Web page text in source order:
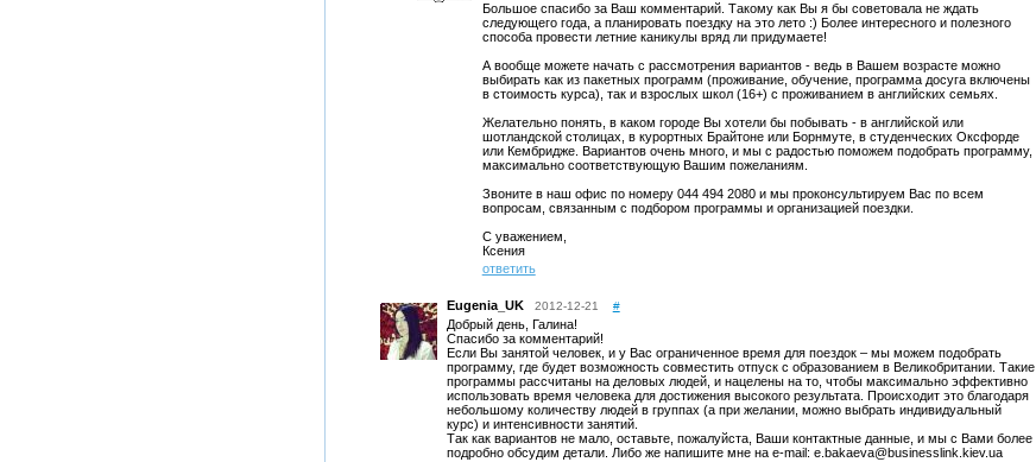
Большое спасибо за Ваш комментарий. Такому как Вы я бы советовала не ждать
следующего года, а планировать поездку на это лето :) Более интересного и полезного
способа провести летние каникулы вряд ли придумаете!
А вообще можете начать с рассмотрения вариантов - ведь в Вашем возрасте можно
выбирать как из пакетных программ (проживание, обучение, программа досуга включены
в стоимость курса), так и взрослых школ (16+) с проживанием в английских семьях.
Желательно понять, в каком городе Вы хотели бы побывать - в английской или
шотландской столицах, в курортных Брайтоне или Борнмуте, в студенческих Оксфорде
или Кембридже. Вариантов очень много, и мы с радостью поможем подобрать программу,
максимально соответствующую Вашим пожеланиям.
Звоните в наш офис по номеру 044 494 2080 и мы проконсультируем Вас по всем
вопросам, связанным с подбором программы и организацией поездки.
С уважением,
Ксения
ответить
Eugenia_UK 2012-12-21 #
Добрый день, Галина!
Спасибо за комментарий!
Если Вы занятой человек, и у Вас ограниченное время для поездок – мы можем подобрать
программу, где будет возможность совместить отпуск с образованием в Великобритании. Такие
программы рассчитаны на деловых людей, и нацелены на то, чтобы максимально эффективно
использовать время человека для достижения высокого результата. Происходит это благодаря
небольшому количеству людей в группах (а при желании, можно выбрать индивидуальный
курс) и интенсивности занятий.
Так как вариантов не мало, оставьте, пожалуйста, Ваши контактные данные, и мы с Вами более
подробно обсудим детали. Либо же напишите мне на e-mail: e.bakaeva@businesslink.kiev.ua